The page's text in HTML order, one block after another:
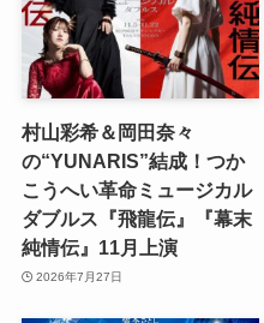
村山彩希＆岡田奈々
の“YUNARIS”結成！つか
こうへい革命ミュージカル
ダブルス『飛龍伝』『幕末
純情伝』11月上演
2026年7月27日